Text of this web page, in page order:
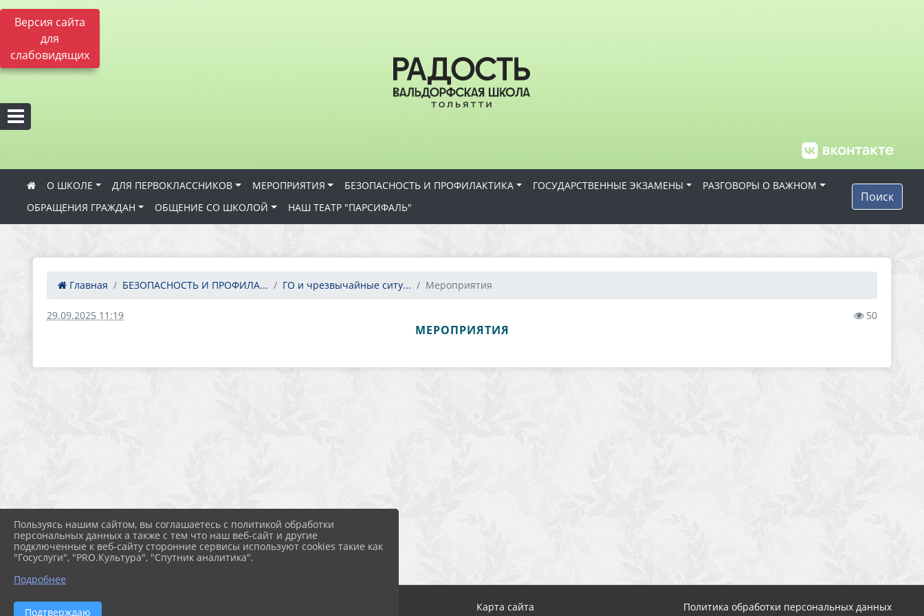
Версия сайта
для
слабовидящих
О ШКОЛЕ ДЛЯ ПЕРВОКЛАССНИКОВ МЕРОПРИЯТИЯ БЕЗОПАСНОСТЬ И ПРОФИЛАКТИКА ГОСУДАРСТВЕННЫЕ ЭКЗАМЕНЫ
РАЗГОВОРЫ О ВАЖНОМ
ОБРАЩЕНИЯ ГРАЖДАН
ОБЩЕНИЕ СО ШКОЛОЙ НАШ ТЕАТР "ПАРСИФАЛЬ"
Поиск
Главная БЕЗОПАСНОСТЬ И ПРОФИЛА... ГО и чрезвычайные ситу... Мероприятия
29.09.2025 11:19 50
МЕРОПРИЯТИЯ
2026 г. shkolasadradost.ru Карта сайта Политика обработки персональных данных
Пользуясь нашим сайтом, вы соглашаетесь с политикой обработки
персональных данных а также с тем что наш веб-сайт и другие
подключенные к веб-сайту сторонние сервисы используют cookies такие как
"Госуслуги", "PRO.Культура", "Спутник аналитика".
Подробнее
Подтверждаю